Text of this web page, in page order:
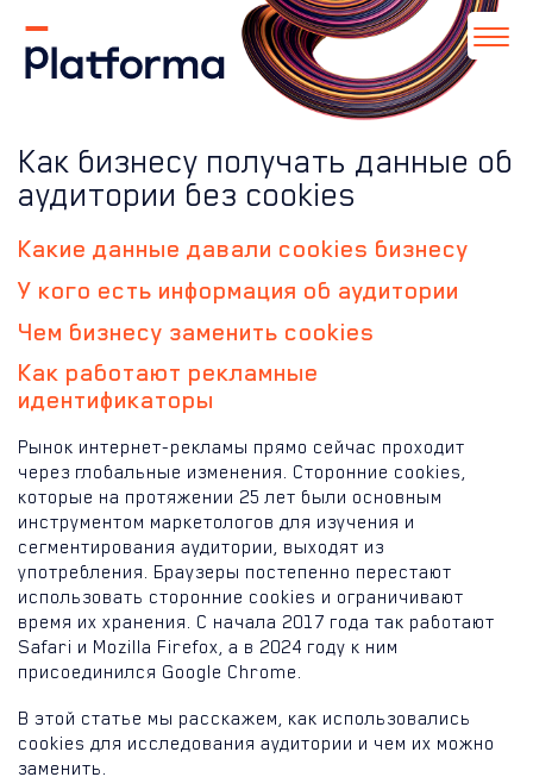
Как бизнесу получать данные об
аудитории без cookies
Какие данные давали cookies бизнесу
У кого есть информация об аудитории
Чем бизнесу заменить cookies
Как работают рекламные
идентификаторы
Рынок интернет-рекламы прямо сейчас проходит
через глобальные изменения. Сторонние cookies,
которые на протяжении 25 лет были основным
инструментом маркетологов для изучения и
сегментирования аудитории, выходят из
употребления. Браузеры постепенно перестают
использовать сторонние cookies и ограничивают
время их хранения. С начала 2017 года так работают
Safari и Mozilla Firefox, а в 2024 году к ним
присоединился Google Chrome.
В этой статье мы расскажем, как использовались
cookies для исследования аудитории и чем их можно
заменить.